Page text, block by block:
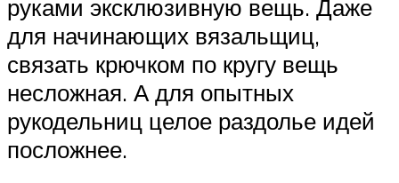
руками эксклюзивную вещь. Даже
для начинающих вязальщиц,
связать крючком по кругу вещь
несложная. А для опытных
рукодельниц целое раздолье идей
посложнее.